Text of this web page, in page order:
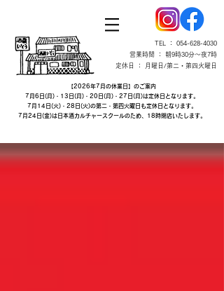
TEL ： 054-628-4030
営業時間 ： 朝9時30分～夜7時
定休日 ： 月曜日/第二・第四火曜日
【2026年7月の休業日】のご案内
7月6日(月)・13日(月)・20日(月)・27日(月)は定休日となります。
7月14日(火)・28日(火)の第二・第四火曜日も定休日となります。
7月24日(金)は日本酒カルチャースクールのため、18時閉店いたします。